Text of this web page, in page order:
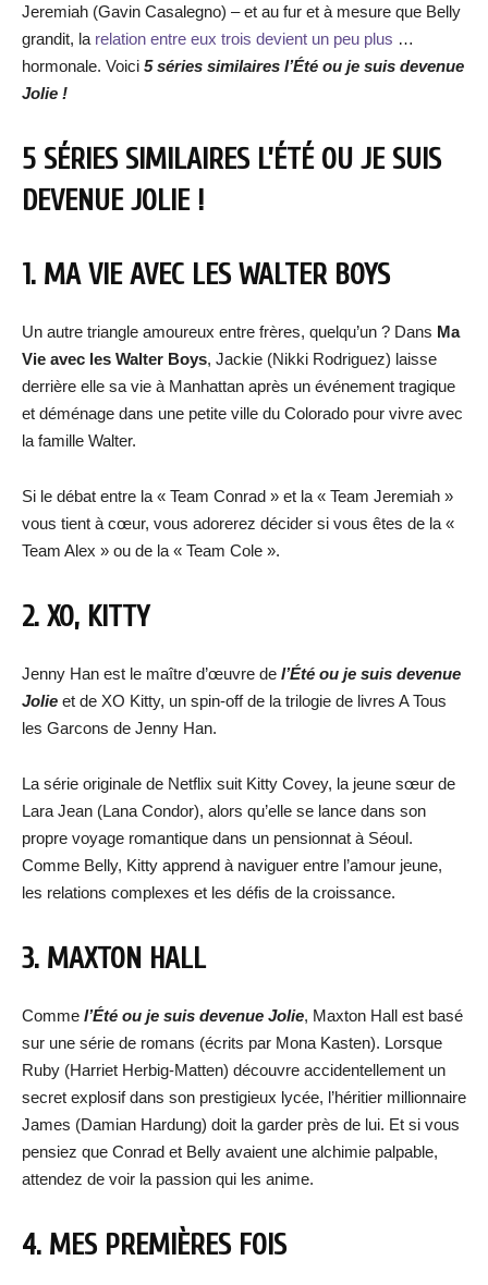
Jeremiah (Gavin Casalegno) – et au fur et à mesure que Belly
grandit, la relation entre eux trois devient un peu plus …
hormonale. Voici 5 séries similaires l’Été ou je suis devenue
Jolie !
5 SÉRIES SIMILAIRES L’ÉTÉ OU JE SUIS
DEVENUE JOLIE !
1. MA VIE AVEC LES WALTER BOYS
Un autre triangle amoureux entre frères, quelqu’un ? Dans Ma
Vie avec les Walter Boys, Jackie (Nikki Rodriguez) laisse
derrière elle sa vie à Manhattan après un événement tragique
et déménage dans une petite ville du Colorado pour vivre avec
la famille Walter.
Si le débat entre la « Team Conrad » et la « Team Jeremiah »
vous tient à cœur, vous adorerez décider si vous êtes de la «
Team Alex » ou de la « Team Cole ».
2. XO, KITTY
Jenny Han est le maître d’œuvre de l’Été ou je suis devenue
Jolie et de XO Kitty, un spin-off de la trilogie de livres A Tous
les Garcons de Jenny Han.
La série originale de Netflix suit Kitty Covey, la jeune sœur de
Lara Jean (Lana Condor), alors qu’elle se lance dans son
propre voyage romantique dans un pensionnat à Séoul.
Comme Belly, Kitty apprend à naviguer entre l’amour jeune,
les relations complexes et les défis de la croissance.
3. MAXTON HALL
Comme l’Été ou je suis devenue Jolie, Maxton Hall est basé
sur une série de romans (écrits par Mona Kasten). Lorsque
Ruby (Harriet Herbig-Matten) découvre accidentellement un
secret explosif dans son prestigieux lycée, l’héritier millionnaire
James (Damian Hardung) doit la garder près de lui. Et si vous
pensiez que Conrad et Belly avaient une alchimie palpable,
attendez de voir la passion qui les anime.
4. MES PREMIÈRES FOIS